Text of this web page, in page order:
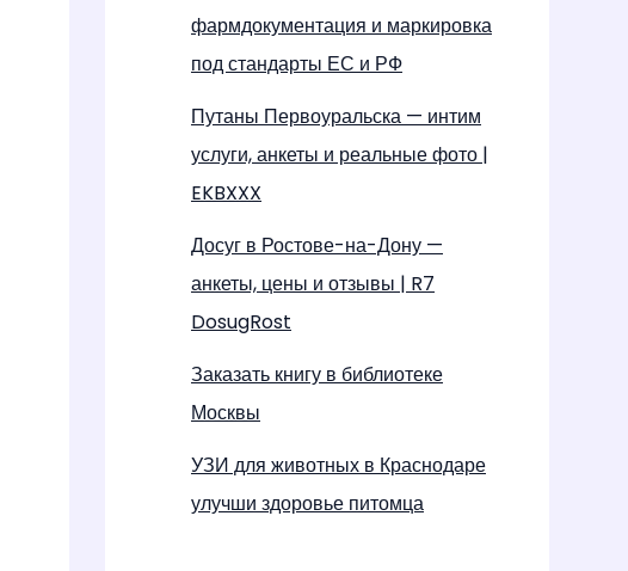
фармдокументация и маркировка
под стандарты ЕС и РФ
Путаны Первоуральска — интим
услуги, анкеты и реальные фото |
EKBXXX
Досуг в Ростове-на-Дону —
анкеты, цены и отзывы | R7
DosugRost
Заказать книгу в библиотеке
Москвы
УЗИ для животных в Краснодаре
улучши здоровье питомца